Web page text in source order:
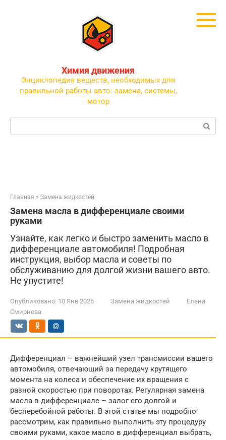
Химия движения
Энциклопедия веществ, необходимых для
правильной работы авто: замена, системы,
мотор
Поиск:
Главная » Замена жидкостей
Замена масла в дифференциале своими
руками
Узнайте, как легко и быстро заменить масло в
дифференциале автомобиля! Подробная
инструкция, выбор масла и советы по
обслуживанию для долгой жизни вашего авто.
Не упустите!
Опубликовано: 10 Янв 2026 Замена жидкостей
Елена
Смирнова
Дифференциал – важнейший узел трансмиссии вашего
автомобиля, отвечающий за передачу крутящего
момента на колеса и обеспечение их вращения с
разной скоростью при поворотах. Регулярная замена
масла в дифференциале – залог его долгой и
бесперебойной работы. В этой статье мы подробно
рассмотрим, как правильно выполнить эту процедуру
своими руками, какое масло в дифференциал выбрать,